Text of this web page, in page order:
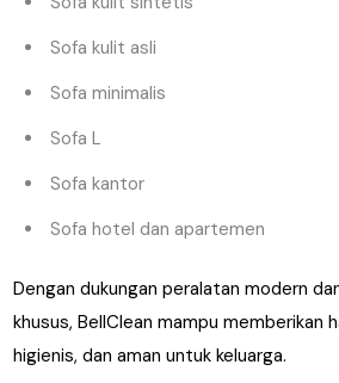
Sofa kulit asli
Sofa minimalis
Sofa L
Sofa kantor
Sofa hotel dan apartemen
Dengan dukungan peralatan modern
khusus, BellClean mampu memberikan
higienis, dan aman untuk keluarga.